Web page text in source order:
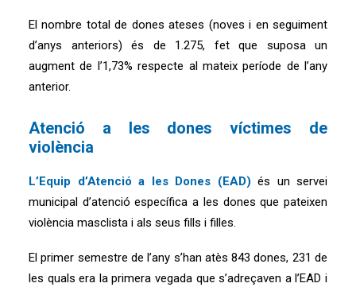
El nombre total de dones ateses (noves i en seguiment
d’anys anteriors) és de 1.275, fet que suposa un
augment de l’1,73% respecte al mateix període de l’any
anterior.
Atenció a les dones víctimes de
violència
L’Equip d’Atenció a les Dones (EAD) és un servei
municipal d’atenció específica a les dones que pateixen
violència masclista i als seus fills i filles.
El primer semestre de l’any s’han atès 843 dones, 231 de
les quals era la primera vegada que s’adreçaven a l’EAD i